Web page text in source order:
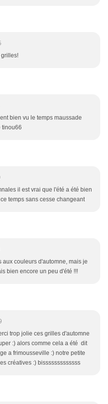
bien vu le temps maussade
tinou66
il est vrai que l'été a été bien
temps sans cesse changeant
aux couleurs d'automne, mais je
bien encore un peu d'été !!!
trop jolie ces grilles d'automne
:) alors comme cela a été dit
a frimousseville :) notre petite
créatives :) bisssssssssssss